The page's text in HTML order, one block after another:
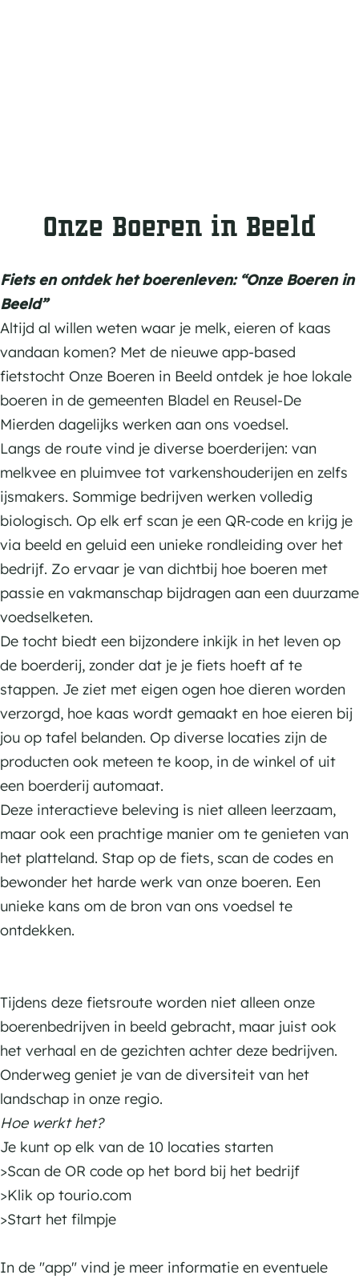
Onze Boeren in Beeld
Fiets en ontdek het boerenleven: “Onze Boeren in
Beeld”
Altijd al willen weten waar je melk, eieren of kaas
vandaan komen? Met de nieuwe app-based
fietstocht Onze Boeren in Beeld ontdek je hoe lokale
boeren in de gemeenten Bladel en Reusel-De
Mierden dagelijks werken aan ons voedsel.
Langs de route vind je diverse boerderijen: van
melkvee en pluimvee tot varkenshouderijen en zelfs
ijsmakers. Sommige bedrijven werken volledig
biologisch. Op elk erf scan je een QR-code en krijg je
via beeld en geluid een unieke rondleiding over het
bedrijf. Zo ervaar je van dichtbij hoe boeren met
passie en vakmanschap bijdragen aan een duurzame
voedselketen.
De tocht biedt een bijzondere inkijk in het leven op
de boerderij, zonder dat je je fiets hoeft af te
stappen. Je ziet met eigen ogen hoe dieren worden
verzorgd, hoe kaas wordt gemaakt en hoe eieren bij
jou op tafel belanden. Op diverse locaties zijn de
producten ook meteen te koop, in de winkel of uit
een boerderij automaat.
Deze interactieve beleving is niet alleen leerzaam,
maar ook een prachtige manier om te genieten van
het platteland. Stap op de fiets, scan de codes en
bewonder het harde werk van onze boeren. Een
unieke kans om de bron van ons voedsel te
ontdekken.
Tijdens deze fietsroute worden niet alleen onze
boerenbedrijven in beeld gebracht, maar juist ook
het verhaal en de gezichten achter deze bedrijven.
Onderweg geniet je van de diversiteit van het
landschap in onze regio.
Hoe werkt het?
Je kunt op elk van de 10 locaties starten
>Scan de OR code op het bord bij het bedrijf
>Klik op tourio.com
>Start het filmpje
In de "app" vind je meer informatie en eventuele